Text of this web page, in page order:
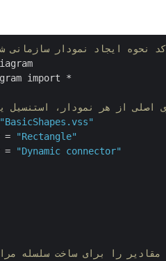
import *
اصلی از هر نمودار، استنسیل
"BasicShapes.vss"
=
"Rectangle"
=
"Dynamic connector"
# مقادیر را برای ساخت سلسله